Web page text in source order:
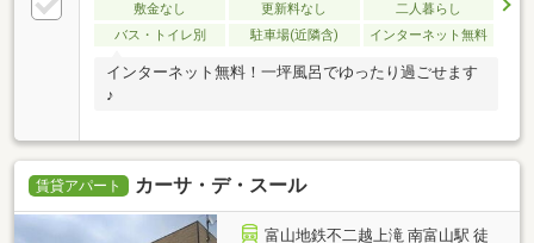
敷金なし 更新料なし
二人暮らし
バス・トイレ別
駐車場(近隣含) インターネット無料
インターネット無料！一坪風呂でゆったり過ごせます
♪
賃貸アパート カーサ・デ・スール
富山地鉄不二越上滝 南富山駅 徒